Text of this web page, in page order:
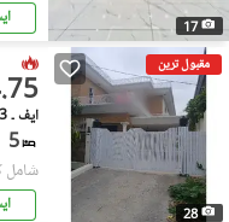
17
مقبول ترین
28
4.75
ایف ۔ 11/3, ایف ۔ 11
5
شامل کی:2